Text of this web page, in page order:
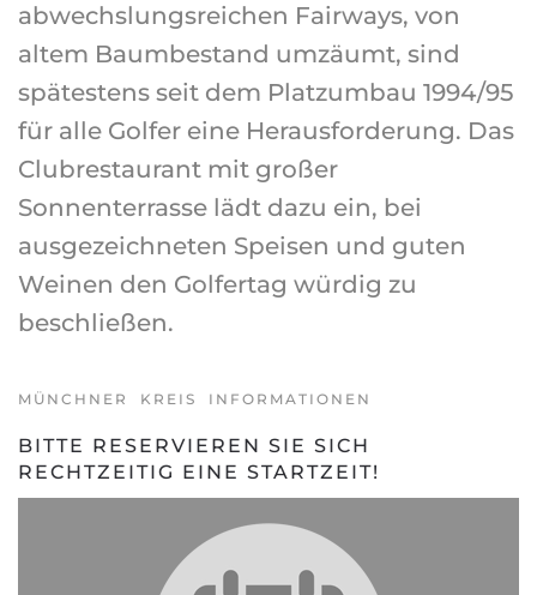
abwechslungsreichen Fairways, von
altem Baumbestand umzäumt, sind
spätestens seit dem Platzumbau 1994/95
für alle Golfer eine Herausforderung. Das
Clubrestaurant mit großer
Sonnenterrasse lädt dazu ein, bei
ausgezeichneten Speisen und guten
Weinen den Golfertag würdig zu
beschließen.
MÜNCHNER KREIS INFORMATIONEN
BITTE RESERVIEREN SIE SICH
RECHTZEITIG EINE STARTZEIT!